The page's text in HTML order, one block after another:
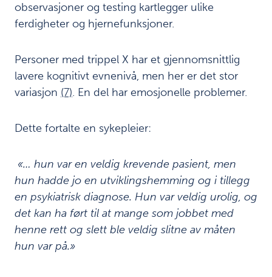
a
v
s
e
n
r
e
u
t
v
k
l
observasjoner og testing kartlegger ulike
ferdigheter og hjernefunksjoner.
Personer med trippel X har et gjennomsnittlig
lavere kognitivt evnenivå, men her er det stor
variasjon (7). En del har emosjonelle problemer.
Dette fortalte en sykepleier:
«… hun var en veldig krevende pasient, men
hun hadde jo en utviklingshemming og i tillegg
en psykiatrisk diagnose. Hun var veldig urolig, og
det kan ha ført til at mange som jobbet med
henne rett og slett ble veldig slitne av måten
hun var på.»